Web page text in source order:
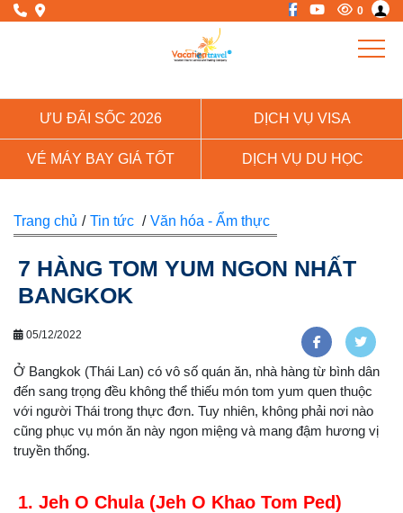
0
ƯU ĐÃI SỐC 2026 DỊCH VỤ VISA
VÉ MÁY BAY GIÁ TỐT DỊCH VỤ DU HỌC
Trang chủ / Tin tức / Văn hóa - Ẩm thực
7 HÀNG TOM YUM NGON NHẤT
BANGKOK
05/12/2022
Ở Bangkok (Thái Lan) có vô số quán ăn, nhà hàng từ bình dân
đến sang trọng đều không thể thiếu món tom yum quen thuộc
với người Thái trong thực đơn. Tuy nhiên, không phải nơi nào
cũng phục vụ món ăn này ngon miệng và mang đậm hương vị
truyền thống.
1. Jeh O Chula (Jeh O Khao Tom Ped)